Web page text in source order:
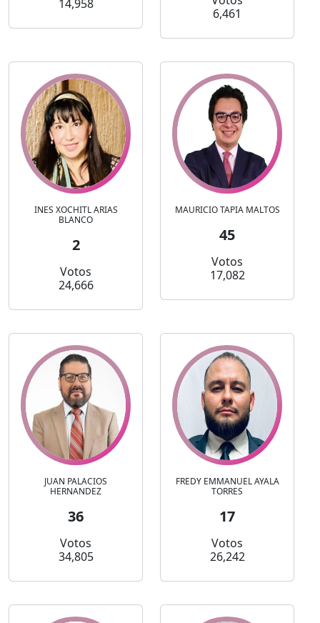
14,958
6,461
INES XOCHITL ARIAS
BLANCO
2
Votos
24,666
MAURICIO TAPIA MALTOS
45
Votos
17,082
JUAN PALACIOS
HERNANDEZ
36
Votos
34,805
FREDY EMMANUEL AYALA
TORRES
17
Votos
26,242